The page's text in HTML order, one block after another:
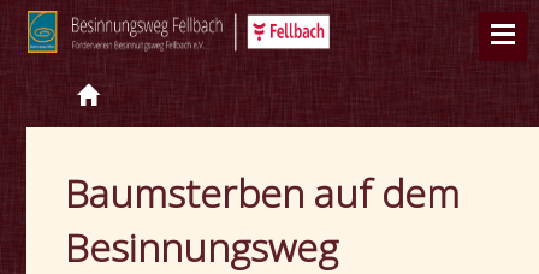
Baumsterben auf dem
Besinnungsweg